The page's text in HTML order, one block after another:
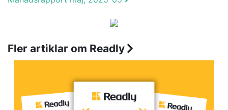
Fler artiklar om Readly